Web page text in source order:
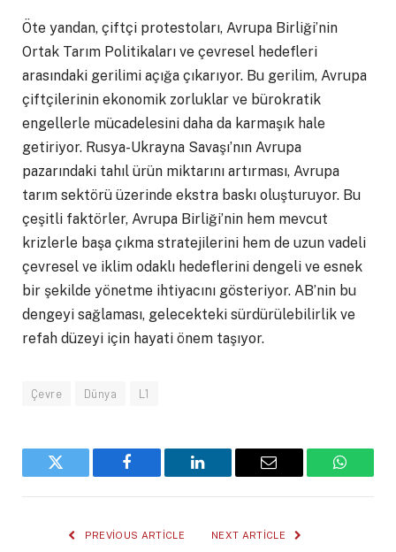
Öte yandan, çiftçi protestoları, Avrupa Birliği’nin
Ortak Tarım Politikaları ve çevresel hedefleri
arasındaki gerilimi açığa çıkarıyor. Bu gerilim, Avrupa
çiftçilerinin ekonomik zorluklar ve bürokratik
engellerle mücadelesini daha da karmaşık hale
getiriyor. Rusya-Ukrayna Savaşı’nın Avrupa
pazarındaki tahıl ürün miktarını artırması, Avrupa
tarım sektörü üzerinde ekstra baskı oluşturuyor. Bu
çeşitli faktörler, Avrupa Birliği’nin hem mevcut
krizlerle başa çıkma stratejilerini hem de uzun vadeli
çevresel ve iklim odaklı hedeflerini dengeli ve esnek
bir şekilde yönetme ihtiyacını gösteriyor. AB’nin bu
dengeyi sağlaması, gelecekteki sürdürülebilirlik ve
refah düzeyi için hayati önem taşıyor.
Çevre Dünya L1
Twitter Facebook LinkedIn Email
PREVIOUS ARTICLE NEXT ARTICLE